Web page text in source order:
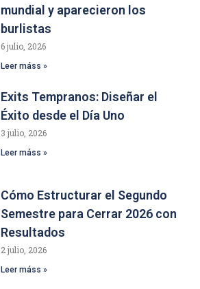
mundial y aparecieron los
burlistas
6 julio, 2026
Leer máss »
Exits Tempranos: Diseñar el
Éxito desde el Día Uno
3 julio, 2026
Leer máss »
Cómo Estructurar el Segundo
Semestre para Cerrar 2026 con
Resultados
2 julio, 2026
Leer máss »